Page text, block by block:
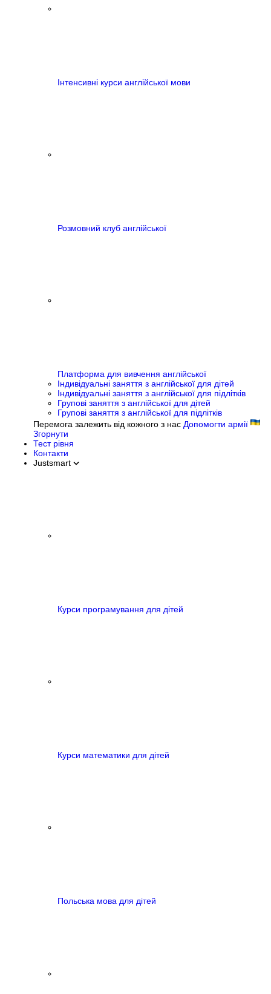
Інтенсивні курси англійської мови
Розмовний клуб англійської
Платформа для вивчення англійської
Індивідуальні заняття з англійської для дітей
Індивідуальні заняття з англійської для підлітків
Групові заняття з англійської для дітей
Групові заняття з англійської для підлітків
Перемога залежить від кожного з нас Допомогти армії
Згорнути
Тест рівня
Контакти
Justsmart
Курси програмування для дітей
Курси математики для дітей
Польська мова для дітей